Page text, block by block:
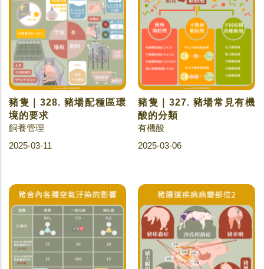
豬隻｜328. 豬場配種區環
境的要求
飼養管理
2025-03-11
豬隻｜327. 豬場常見有機
酸的分類
有機酸
2025-03-06